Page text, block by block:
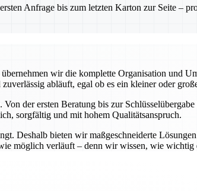
Anfrage bis zum letzten Karton zur Seite –
wir die komplette Organisation und
abläuft, egal ob es ein kleiner oder
der ersten Beratung bis zur
sorgfältig und mit hohem Qualitätsanspruch.
Deshalb bieten wir maßgeschneiderte
möglich verläuft – denn wir wissen, wie